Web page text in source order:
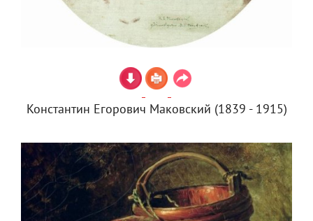
Константин Егорович Маковский (1839 - 1915)